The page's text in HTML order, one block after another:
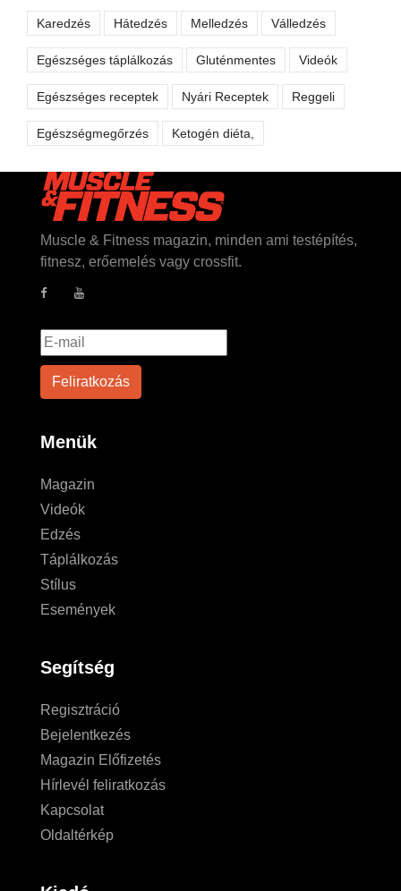
Karedzés Hátedzés Melledzés Válledzés
Egészséges táplálkozás Gluténmentes Videók
Egészséges receptek Nyári Receptek Reggeli
Egészségmegőrzés Ketogén diéta,
Muscle & Fitness magazin, minden ami testépítés,
fitnesz, erőemelés vagy crossfit.
Menük
Magazin
Videók
Edzés
Táplálkozás
Stílus
Események
Segítség
Regisztráció
Bejelentkezés
Magazin Előfizetés
Hírlevél feliratkozás
Kapcsolat
Oldaltérkép